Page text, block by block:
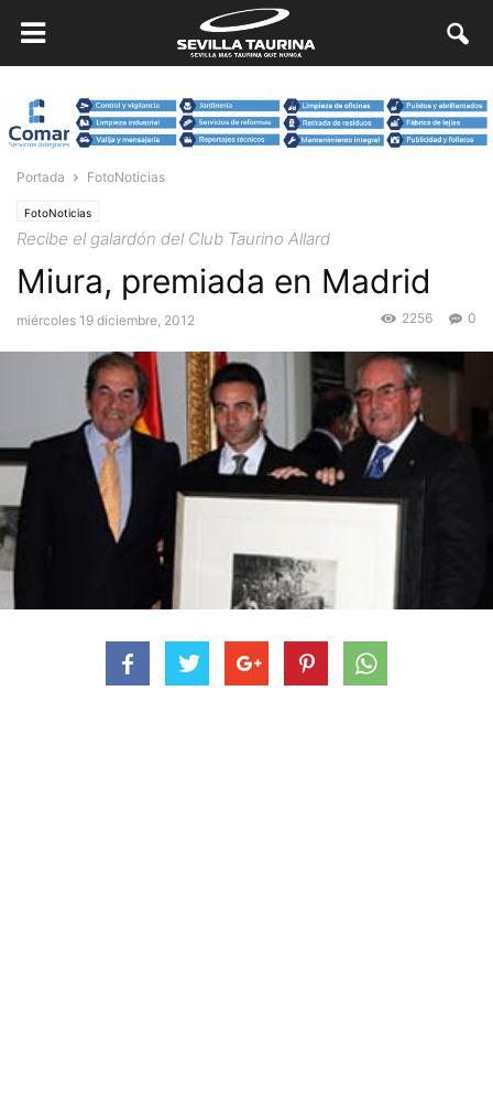
Portada FotoNoticias
FotoNoticias
Recibe el galardón del Club Taurino Allard
Miura, premiada en Madrid
miércoles 19 diciembre, 2012 0
2256